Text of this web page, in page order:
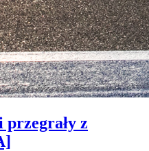
przegrały z